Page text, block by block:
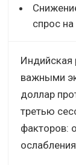
спрос
Индийская
важными
доллар
третью
факторов: